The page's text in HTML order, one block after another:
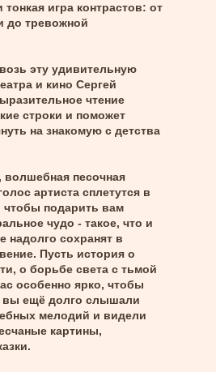
игра контрастов: от
до тревожной
эту удивительную
и кино Сергей
чтение
строки и поможет
на знакомую с детства
волшебная песочная
артиста сплетутся в
чтобы подарить вам
чудо - такое, что и
надолго сохранят в
Пусть история о
о борьбе света с тьмой
особенно ярко, чтобы
вы ещё долго слышали
мелодий и видели
картины,